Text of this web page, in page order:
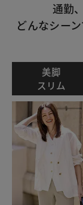
通勤
どんなシー
美脚
スリム